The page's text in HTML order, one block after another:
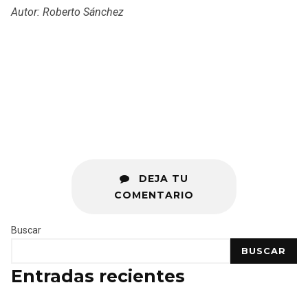
Autor: Roberto Sánchez
DEJA TU
COMENTARIO
Buscar
BUSCAR
Entradas recientes